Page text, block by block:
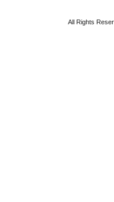
All Rights